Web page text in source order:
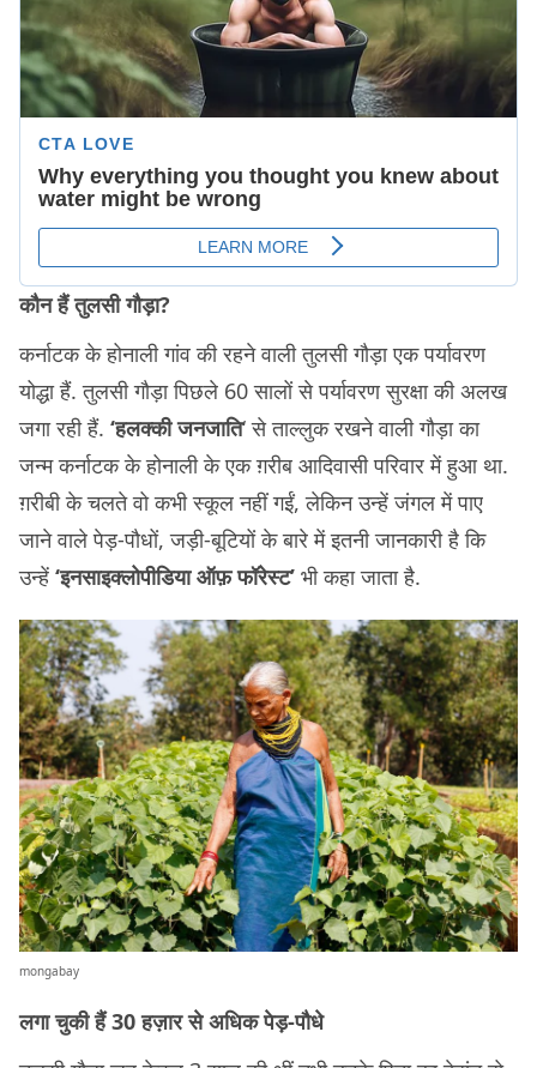
कौन हैं तुलसी गौड़ा?
कर्नाटक के होनाली गांव की रहने वाली तुलसी गौड़ा एक पर्यावरण
योद्धा हैं. तुलसी गौड़ा पिछले 60 सालों से पर्यावरण सुरक्षा की अलख
जगा रही हैं. ‘हलक्की जनजाति‘ से ताल्लुक रखने वाली गौड़ा का
जन्म कर्नाटक के होनाली के एक ग़रीब आदिवासी परिवार में हुआ था.
ग़रीबी के चलते वो कभी स्कूल नहीं गईं, लेकिन उन्हें जंगल में पाए
जाने वाले पेड़-पौधों, जड़ी-बूटियों के बारे में इतनी जानकारी है कि
उन्हें ‘इनसाइक्लोपीडिया ऑफ़ फॉरेस्ट’ भी कहा जाता है.
mongabay
लगा चुकी हैं 30 हज़ार से अधिक पेड़-पौधे